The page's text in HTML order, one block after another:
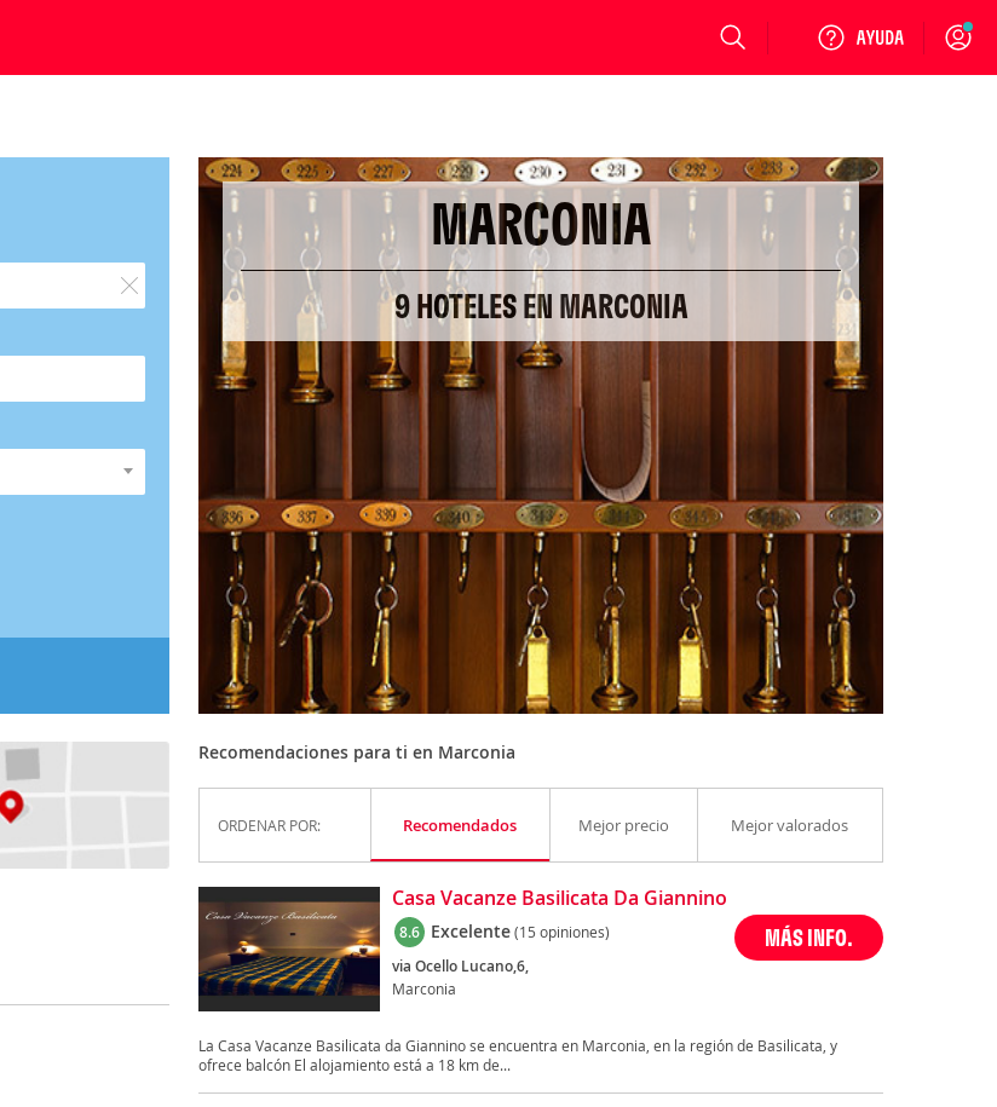
Login
MARCONIA
9 HOTELES EN MARCONIA
Recomendaciones para ti en Marconia
ORDENAR POR: Recomendados Mejor precio Mejor valorados
Casa Vacanze Basilicata Da Giannino
8.6 Excelente(15 opiniones)
via Ocello Lucano,6,
Marconia
MÁS INFO.
La Casa Vacanze Basilicata da Giannino se encuentra en Marconia, en la región de Basilicata, y
ofrece balcón El alojamiento está a 18 km de...